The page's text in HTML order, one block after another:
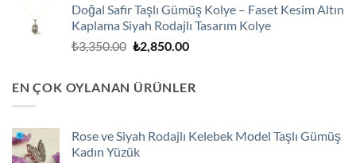
₺3,250.00.fiyat:
₺2,750.00.
Doğal Safir Taşlı Gümüş Kolye – Faset Kesim Altın
Kaplama Siyah Rodajlı Tasarım Kolye
₺3,350.00 Orijinal
₺3,350.00.
₺2,850.00Şu
₺2,850.00.
EN ÇOK OYLANAN ÜRÜNLER
Rose ve Siyah Rodajlı Kelebek Model Taşlı Gümüş
Kadın Yüzük